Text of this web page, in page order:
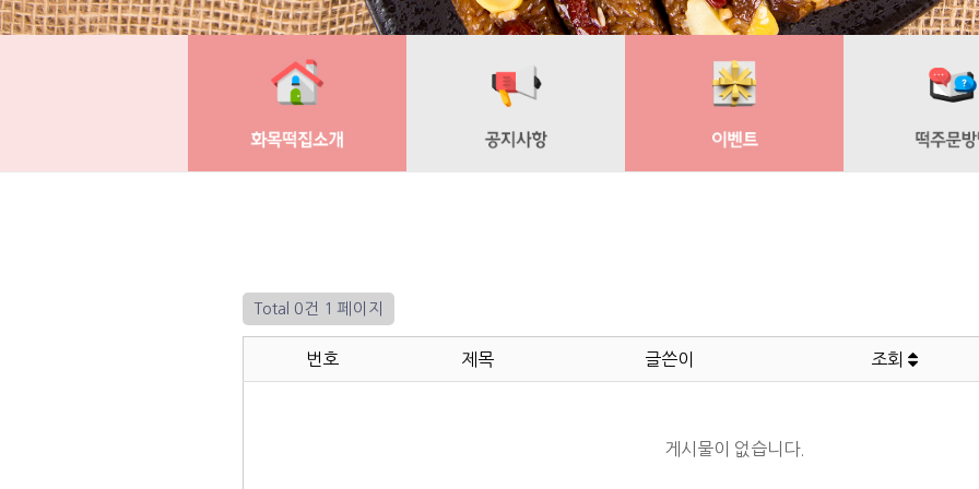
Total 0건 1 페이지
번호 제목 글쓴이 조회
게시물이 없습니다.